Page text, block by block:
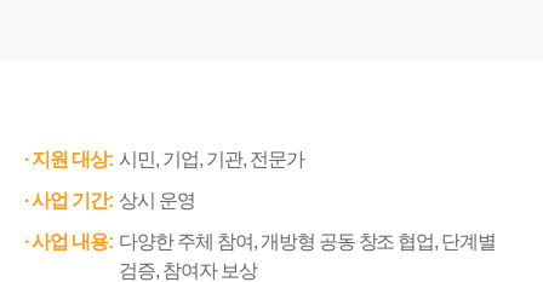
지원 대상: 시민, 기업, 기관, 전문가
사업 기간: 상시 운영
사업 내용: 다양한 주체 참여, 개방형 공동 창조 협업, 단계별
검증, 참여자 보상